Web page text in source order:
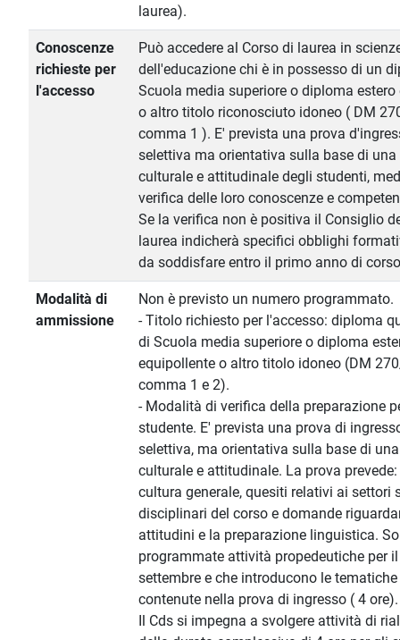
laurea).
Conoscenze
richieste per
l'accesso
Può accedere al Corso di laurea in
dell'educazione chi è in possesso di un
Scuola media superiore o diploma
o altro titolo riconosciuto idoneo ( DM
comma 1 ). E' prevista una prova
selettiva ma orientativa sulla base di
culturale e attitudinale degli studenti,
verifica delle loro conoscenze e
Se la verifica non è positiva il Consiglio
laurea indicherà specifici obblighi
da soddisfare entro il primo anno di corso
Modalità di
ammissione
Non è previsto un numero programmato.
- Titolo richiesto per l'accesso: diploma
di Scuola media superiore o diploma
equipollente o altro titolo idoneo (DM
comma 1 e 2).
- Modalità di verifica della preparazione
studente. E' prevista una prova di
selettiva, ma orientativa sulla base di
culturale e attitudinale. La prova
cultura generale, quesiti relativi ai settori
disciplinari del corso e domande
attitudini e la preparazione linguistica.
programmate attività propedeutiche per
settembre e che introducono le
contenute nella prova di ingresso ( 4 ore).
Il Cds si impegna a svolgere attività di